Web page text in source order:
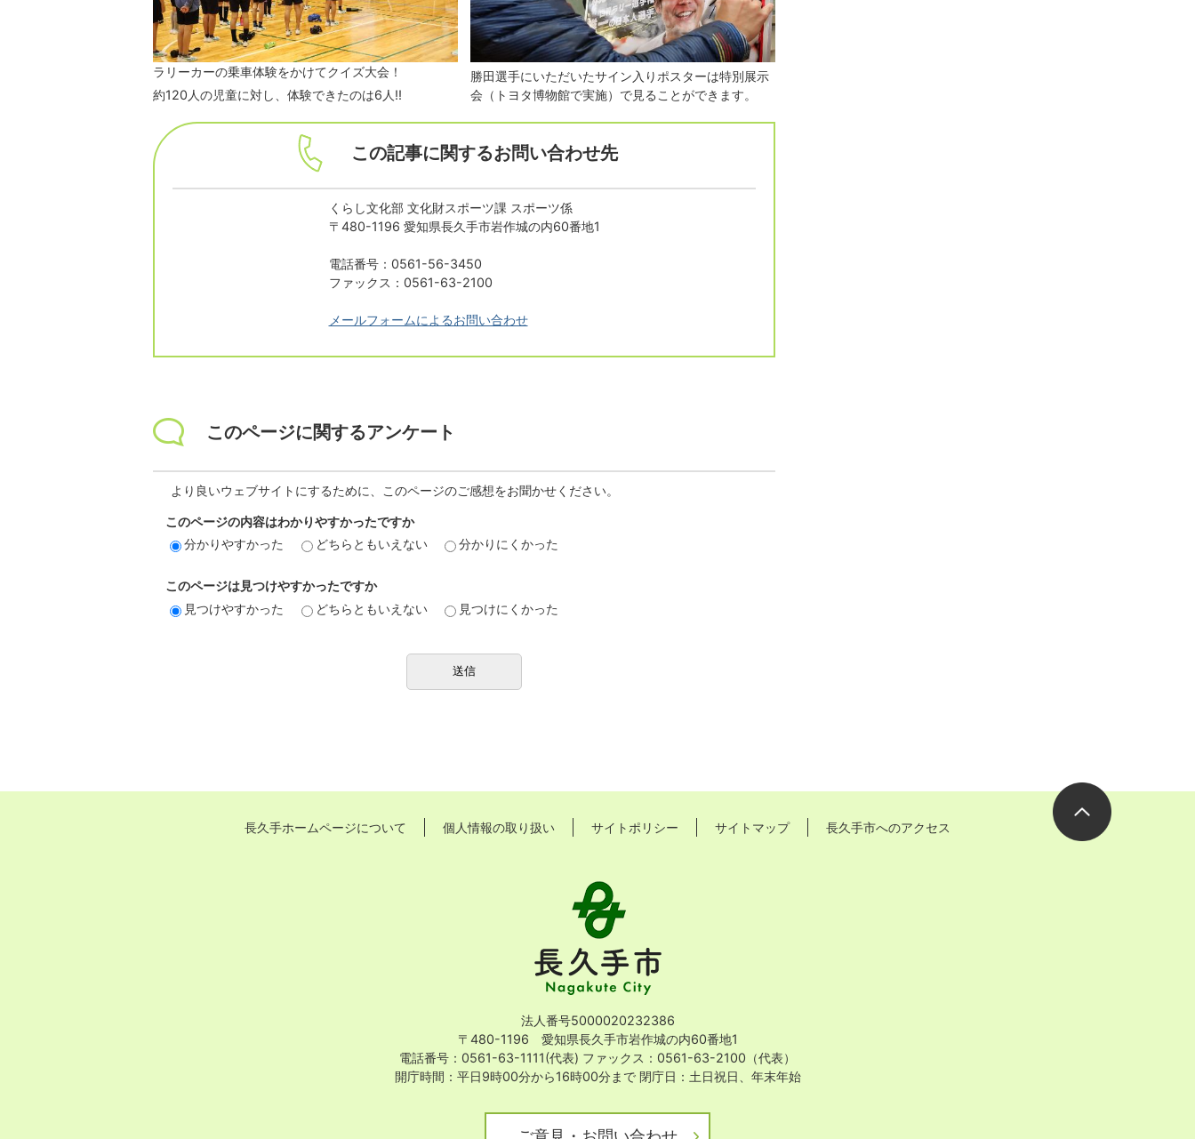
ラリーカーの乗車体験をかけてクイズ大会！
約120人の児童に対し、体験できたのは6人‼
勝田選手にいただいたサイン入りポスターは特別展示
会（トヨタ博物館で実施）で見ることができます。
この記事に関するお問い合わせ先
くらし文化部 文化財スポーツ課 スポーツ係
〒480-1196 愛知県長久手市岩作城の内60番地1
電話番号：0561-56-3450
ファックス：0561-63-2100
メールフォームによるお問い合わせ
このページに関するアンケート
より良いウェブサイトにするために、このページのご感想をお聞かせください。
このページの内容はわかりやすかったですか
分かりやすかった
どちらともいえない 分かりにくかった
このページは見つけやすかったですか
見つけやすかった
どちらともいえない 見つけにくかった
長久手ホームページについて 個人情報の取り扱い サイトポリシー サイトマップ 長久手市へのアクセス
Nagakute
City
法人番号5000020232386
〒480-1196 愛知県長久手市岩作城の内60番地1
電話番号：0561-63-1111(代表) ファックス：0561-63-2100（代表）
開庁時間：平日9時00分から16時00分まで 閉庁日：土日祝日、年末年始